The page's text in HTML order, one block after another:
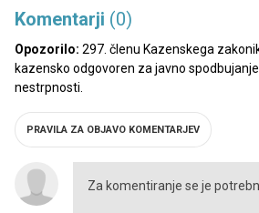
Komentarji (0)
Opozorilo: 297. členu Kazenskega
kazensko odgovoren za javno
nestrpnosti.
PRAVILA ZA OBJAVO KOMENTARJEV